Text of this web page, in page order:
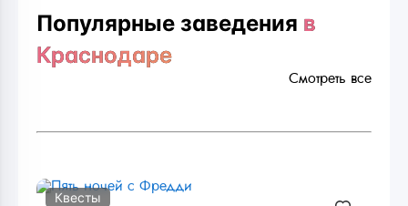
Популярные заведения в
Краснодаре
Смотреть все
Квесты